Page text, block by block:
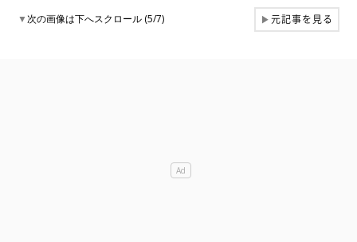
▼次の画像は下へスクロール (5/7) ▶元記事を見る